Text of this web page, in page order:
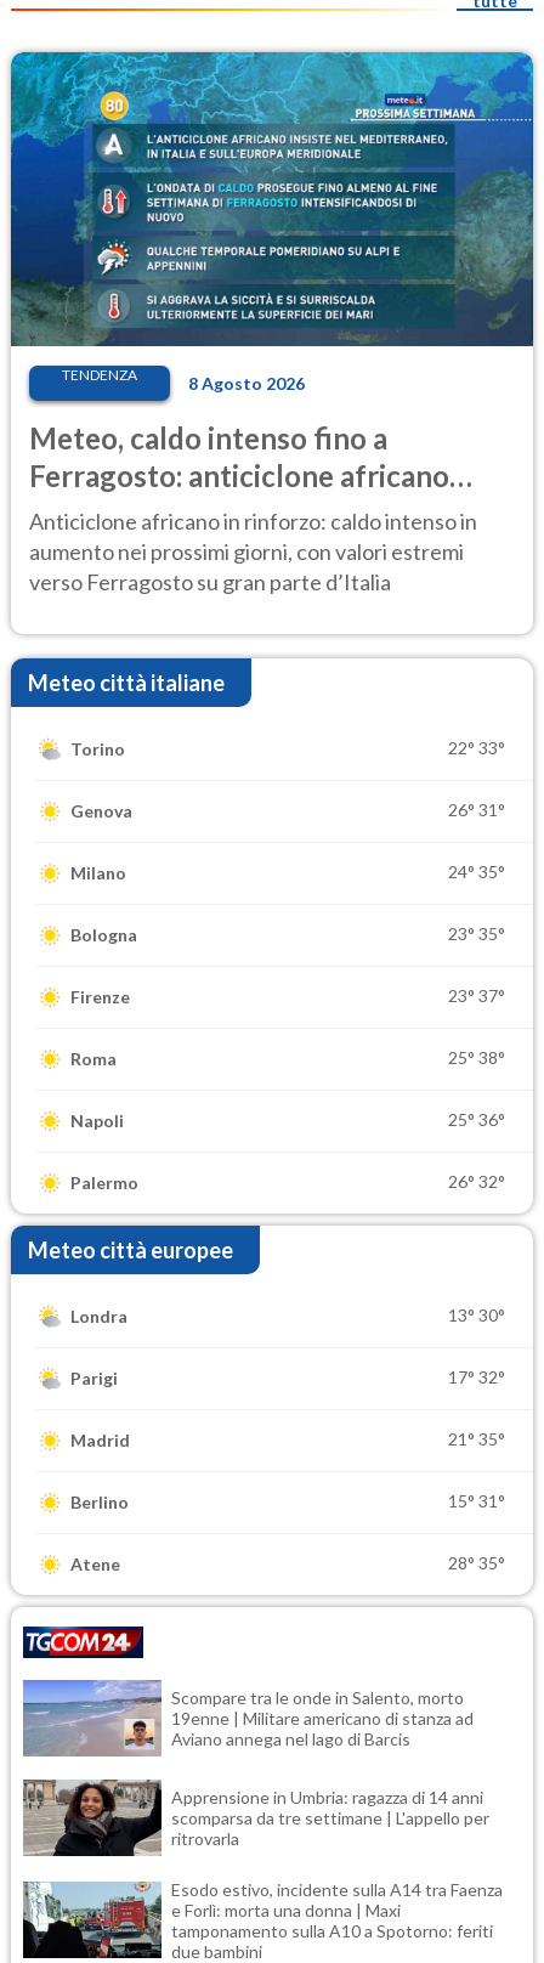
TENDENZA 8 Agosto 2026
Meteo, caldo intenso fino a
Ferragosto: anticiclone africano
ancora protagonista
Anticiclone africano in rinforzo: caldo intenso in
aumento nei prossimi giorni, con valori estremi
verso Ferragosto su gran parte d’Italia
Meteo città italiane
Torino 22° 33°
Genova 26° 31°
Milano 24° 35°
Bologna 23° 35°
Firenze 23° 37°
Roma 25° 38°
Napoli 25° 36°
Palermo 26° 32°
Meteo città europee
Londra 13° 30°
Parigi 17° 32°
Madrid 21° 35°
Berlino 15° 31°
Atene 28° 35°
Scompare tra le onde in Salento, morto
19enne | Militare americano di stanza ad
Aviano annega nel lago di Barcis
Apprensione in Umbria: ragazza di 14 anni
scomparsa da tre settimane | L'appello per
ritrovarla
Esodo estivo, incidente sulla A14 tra Faenza
e Forlì: morta una donna | Maxi
tamponamento sulla A10 a Spotorno: feriti
due bambini